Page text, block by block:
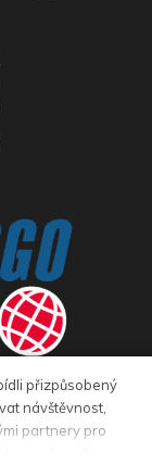
přizpůsobený
návštěvnost,
partnery pro